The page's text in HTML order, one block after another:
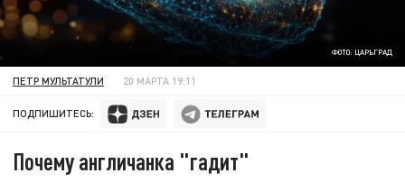
ФОТО: ЦАРЬГРАД
ПЕТР МУЛЬТАТУЛИ 20 МАРТА 19:11
ПОДПИШИТЕСЬ:
Почему англичанка "гадит"